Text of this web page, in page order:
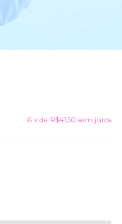
6 x de R$41,50 sem juros